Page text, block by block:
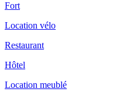
Fort
Location vélo
Restaurant
Hôtel
Location meublé